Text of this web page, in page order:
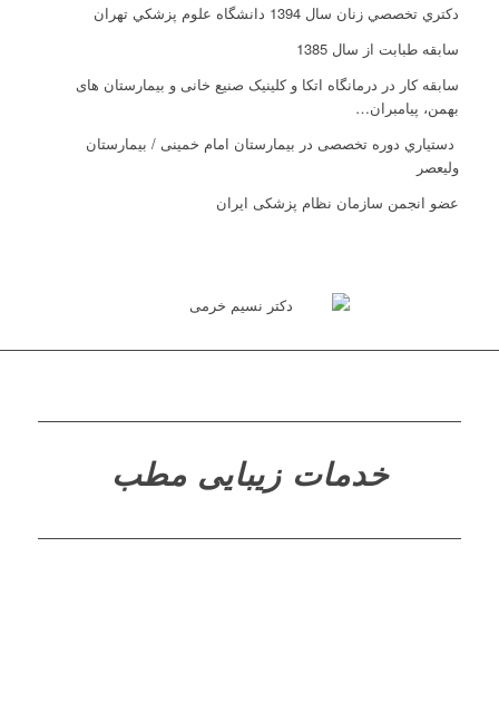
دكتري تخصصي زنان سال 1394 دانشگاه علوم پزشكي تهران
سابقه طبابت از سال 1385
سابقه كار در درمانگاه اتکا و کلینیک صنیع خانی و بیمارستان های
بهمن، پیامبران…
دستياري دوره تخصصی در بيمارستان امام خمینی / بیمارستان
ولیعصر
عضو انجمن سازمان نظام پزشکی ایران
خدمات زیبایی مطب